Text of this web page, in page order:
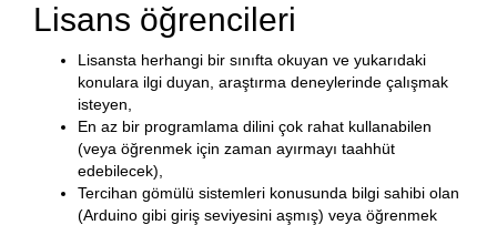
Lisans öğrencileri
Lisansta herhangi bir sınıfta okuyan ve yukarıdaki
konulara ilgi duyan, araştırma deneylerinde çalışmak
isteyen,
En az bir programlama dilini çok rahat kullanabilen
(veya öğrenmek için zaman ayırmayı taahhüt
edebilecek),
Tercihan gömülü sistemleri konusunda bilgi sahibi olan
(Arduino gibi giriş seviyesini aşmış) veya öğrenmek